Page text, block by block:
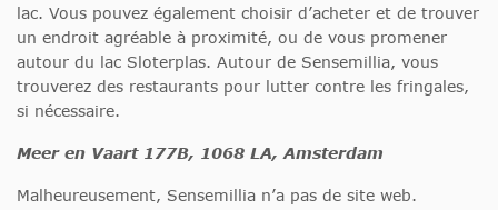
lac. Vous pouvez également choisir d’acheter et de trouver
un endroit agréable à proximité, ou de vous promener
autour du lac Sloterplas. Autour de Sensemillia, vous
trouverez des restaurants pour lutter contre les fringales,
si nécessaire.
Meer en Vaart 177B, 1068 LA, Amsterdam
Malheureusement, Sensemillia n’a pas de site web.